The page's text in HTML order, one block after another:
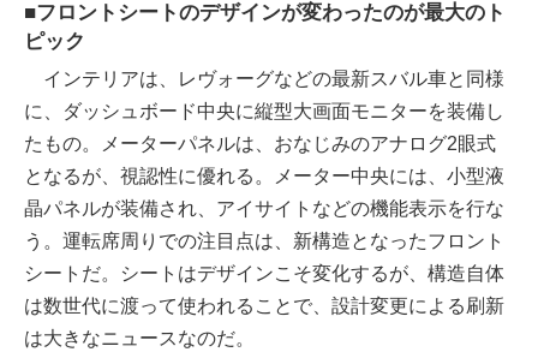
■フロントシートのデザインが変わったのが最大のト
ピック
インテリアは、レヴォーグなどの最新スバル車と同様
に、ダッシュボード中央に縦型大画面モニターを装備し
たもの。メーターパネルは、おなじみのアナログ2眼式
となるが、視認性に優れる。メーター中央には、小型液
晶パネルが装備され、アイサイトなどの機能表示を行な
う。運転席周りでの注目点は、新構造となったフロント
シートだ。シートはデザインこそ変化するが、構造自体
は数世代に渡って使われることで、設計変更による刷新
は大きなニュースなのだ。